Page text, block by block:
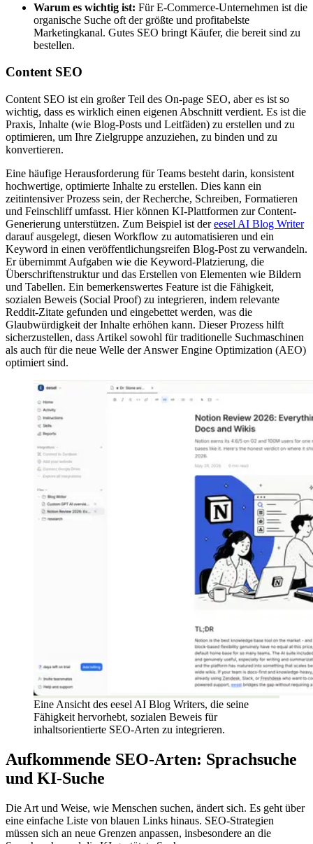
Warum es wichtig ist: Für E-Commerce-Unternehmen ist die
organische Suche oft der größte und profitabelste
Marketingkanal. Gutes SEO bringt Käufer, die bereit sind zu
bestellen.
Content SEO
Content SEO ist ein großer Teil des On-page SEO, aber es ist so
wichtig, dass es wirklich einen eigenen Abschnitt verdient. Es ist die
Praxis, Inhalte (wie Blog-Posts und Leitfäden) zu erstellen und zu
optimieren, um Ihre Zielgruppe anzuziehen, zu binden und zu
konvertieren.
Eine häufige Herausforderung für Teams besteht darin, konsistent
hochwertige, optimierte Inhalte zu erstellen. Dies kann ein
zeitintensiver Prozess sein, der Recherche, Schreiben, Formatieren
und Feinschliff umfasst. Hier können KI-Plattformen zur Content-
Generierung unterstützen. Zum Beispiel ist dereesel AI Blog Writer
darauf ausgelegt, diesen Workflow zu automatisieren und ein
Keyword in einen veröffentlichungsreifen Blog-Post zu verwandeln.
Er übernimmt Aufgaben wie die Keyword-Platzierung, die
Überschriftenstruktur und das Erstellen von Elementen wie Bildern
und Tabellen. Ein bemerkenswertes Feature ist die Fähigkeit,
sozialen Beweis (Social Proof) zu integrieren, indem relevante
Reddit-Zitate gefunden und eingebettet werden, was die
Glaubwürdigkeit der Inhalte erhöhen kann. Dieser Prozess hilft
sicherzustellen, dass Artikel sowohl für traditionelle Suchmaschinen
als auch für die neue Welle der Answer Engine Optimization (AEO)
optimiert sind.
Eine Ansicht des eesel AI Blog Writers, die seine
Fähigkeit hervorhebt, sozialen Beweis für
inhaltsorientierte SEO-Arten zu integrieren.
Aufkommende SEO-Arten: Sprachsuche
und KI-Suche
Die Art und Weise, wie Menschen suchen, ändert sich. Es geht über
eine einfache Liste von blauen Links hinaus. SEO-Strategien
müssen sich an neue Grenzen anpassen, insbesondere an die